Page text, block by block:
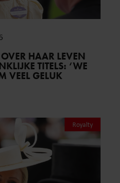
HAAR LEVEN
TITELS: ‘WE
VEEL GELUK
Royalty